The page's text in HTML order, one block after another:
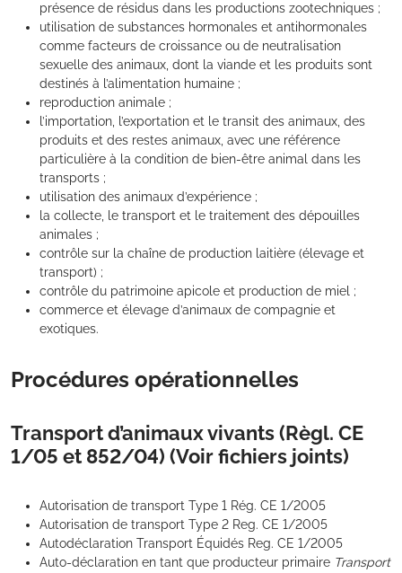
présence de résidus dans les productions zootechniques ;
utilisation de substances hormonales et antihormonales
comme facteurs de croissance ou de neutralisation
sexuelle des animaux, dont la viande et les produits sont
destinés à l’alimentation humaine ;
reproduction animale ;
l’importation, l’exportation et le transit des animaux, des
produits et des restes animaux, avec une référence
particulière à la condition de bien-être animal dans les
transports ;
utilisation des animaux d’expérience ;
la collecte, le transport et le traitement des dépouilles
animales ;
contrôle sur la chaîne de production laitière (élevage et
transport) ;
contrôle du patrimoine apicole et production de miel ;
commerce et élevage d’animaux de compagnie et
exotiques.
Procédures opérationnelles
Transport d’animaux vivants (Règl. CE
1/05 et 852/04) (Voir fichiers joints)
Autorisation de transport Type 1 Rég. CE 1/2005
Autorisation de transport Type 2 Reg. CE 1/2005
Autodéclaration Transport Équidés Reg. CE 1/2005
Auto-déclaration en tant que producteur primaire Transport